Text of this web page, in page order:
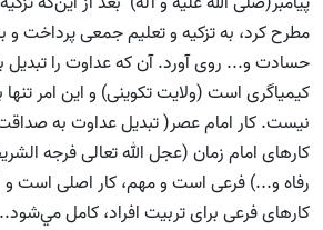
مطرح كرد، به تزكيه و تعليم جمعى پرداخت و
حسادت و... روى آورد. آن كه عداوت را تبديل
كيمياگرى است (ولايت تكوينى) و اين امر
نيست. كار امام عصر( تبديل عداوت به
كارهاى امام زمان (عجل الله تعالی فرجه
رفاه و...) فرعى است و مهم، كار اصلى است و
كارهاى فرعى براى تربيت افراد، كامل مي‌شود...